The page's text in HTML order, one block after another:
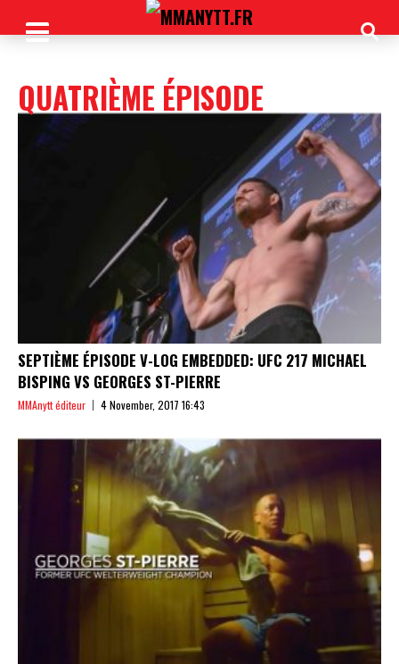
QUATRIÈME ÉPISODE
SEPTIÈME ÉPISODE V-LOG EMBEDDED: UFC 217 MICHAEL
BISPING VS GEORGES ST-PIERRE
MMAnytt éditeur 4 November, 2017 16:43